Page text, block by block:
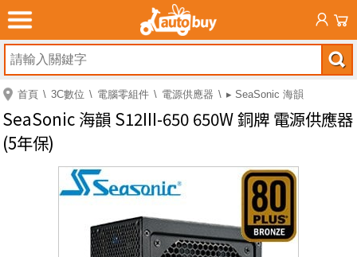
首頁 3C數位 電腦零組件 電源供應器 ▸ SeaSonic 海韻
SeaSonic 海韻 S12III-650 650W 銅牌 電源供應器
(5年保)